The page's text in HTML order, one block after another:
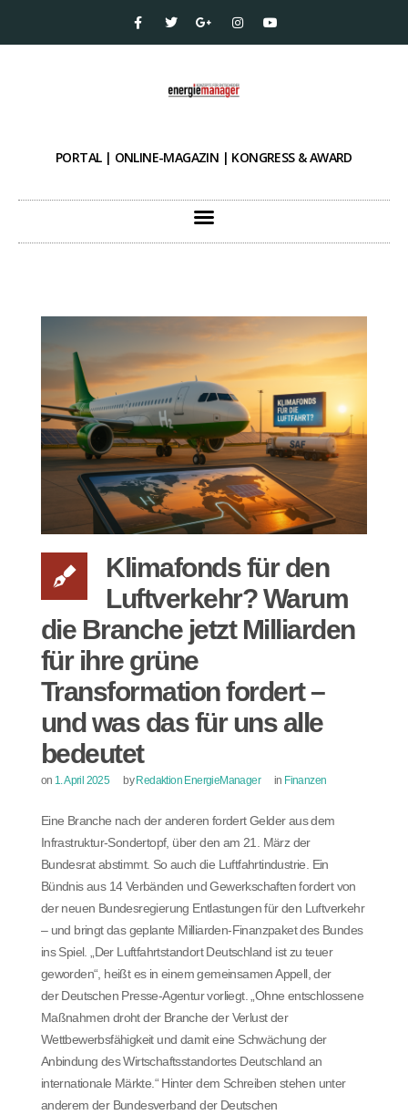
PORTAL | ONLINE-MAGAZIN | KONGRESS & AWARD
Klimafonds für den
Luftverkehr? Warum
die Branche jetzt Milliarden
für ihre grüne
Transformation fordert –
und was das für uns alle
bedeutet
on 1. April 2025 by Redaktion EnergieManager in Finanzen
Eine Branche nach der anderen fordert Gelder aus dem
Infrastruktur-Sondertopf, über den am 21. März der
Bundesrat abstimmt. So auch die Luftfahrtindustrie. Ein
Bündnis aus 14 Verbänden und Gewerkschaften fordert von
der neuen Bundesregierung Entlastungen für den Luftverkehr
– und bringt das geplante Milliarden-Finanzpaket des Bundes
ins Spiel. „Der Luftfahrtstandort Deutschland ist zu teuer
geworden“, heißt es in einem gemeinsamen Appell, der
der Deutschen Presse-Agentur vorliegt. „Ohne entschlossene
Maßnahmen droht der Branche der Verlust der
Wettbewerbsfähigkeit und damit eine Schwächung der
Anbindung des Wirtschaftsstandortes Deutschland an
internationale Märkte.“ Hinter dem Schreiben stehen unter
anderem der Bundesverband der Deutschen